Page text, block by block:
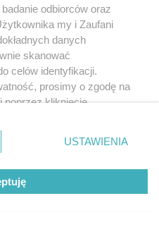
odbiorców oraz
my i Zaufani
danych
skanować
celów identyfikacji.
prosimy o zgodę na
poprzez kliknięcie
ustawień prywatności
rogu strony
nie wymagają zgody
sprzeciwić się takiemu
miały zastosowanie tylko
USTAWIENIA